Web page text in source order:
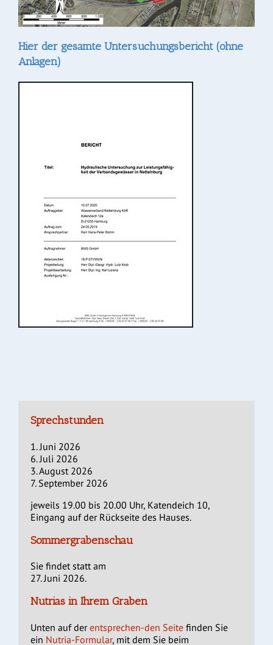
Hier der gesamte Untersuchungsbericht (ohne
Anlagen)
Sprechstunden
1. Juni 2026
6. Juli 2026
3. August 2026
7. September 2026
jeweils 19.00 bis 20.00 Uhr, Katendeich 10,
Eingang auf der Rückseite des Hauses.
Sommergrabenschau
Sie findet statt am
27. Juni 2026.
Nutrias in Ihrem Graben
Unten auf derentsprechen-den Seite finden Sie
ein Nutria-Formular, mit dem Sie beim